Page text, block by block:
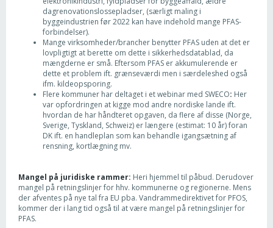
dagrenovationslossepladser, (særligt maling i
byggeindustrien før 2022 kan have indehold mange PFAS-
forbindelser).
Mange virksomheder/brancher benytter PFAS uden at det er
lovpligtigt at berette om dette i sikkerhedsdatablad, da
mængderne er små. Eftersom PFAS er akkumulerende er
dette et problem ift. grænseværdi men i særdeleshed også
ifm. kildeopsporing.
Flere kommuner har deltaget i et webinar med SWECO: Her
var opfordringen at kigge mod andre nordiske lande ift.
hvordan de har håndteret opgaven, da flere af disse (Norge,
Sverige, Tyskland, Schweiz) er længere (estimat: 10 år) foran
DK ift. en handleplan som kan behandle igangsætning af
rensning, kortlægning mv.
Mangel på juridiske rammer: Heri hjemmel til påbud. Derudover
mangel på retningslinjer for hhv. kommunerne og regionerne. Mens
der afventes på nye tal fra EU pba. Vandrammedirektivet for PFOS,
kommer der i lang tid også til at være mangel på retningslinjer for
PFAS.